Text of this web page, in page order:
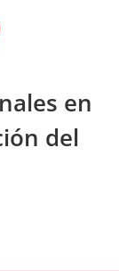
en
del